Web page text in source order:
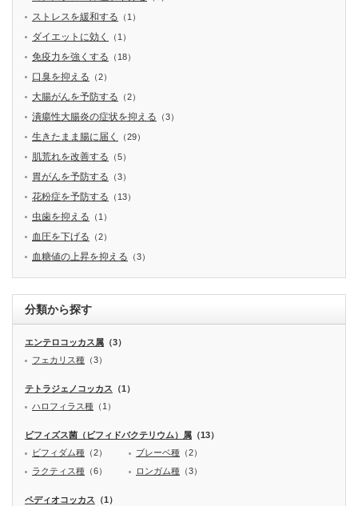
ストレスを緩和する （1）
ダイエットに効く （1）
免疫力を強くする （18）
口臭を抑える （2）
大腸がんを予防する （2）
潰瘍性大腸炎の症状を抑える （3）
生きたまま腸に届く （29）
肌荒れを改善する （5）
胃がんを予防する （3）
花粉症を予防する （13）
虫歯を抑える （1）
血圧を下げる （2）
血糖値の上昇を抑える （3）
分類から探す
エンテロコッカス属 （3）
フェカリス種 （3）
テトラジェノコッカス （1）
ハロフィラス種 （1）
ビフィズス菌（ビフィドバクテリウム）属 （13）
ビフィダム種 （2） ブレーベ種 （2）
ラクティス種 （6） ロンガム種 （3）
ペディオコッカス （1）